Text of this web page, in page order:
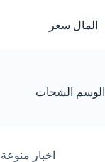
إلى
المحتوى
المال سعر
الوسم الشحات
اخبار منوعة